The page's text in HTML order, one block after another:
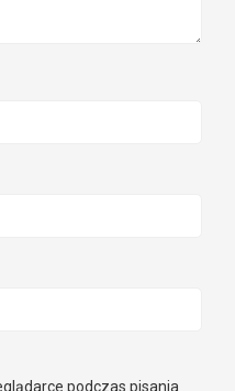
podczas pisania